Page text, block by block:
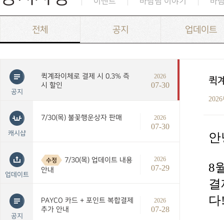
전체 공지 업데이트
공지
퀵계좌이체로 결제 시 0.3% 즉
시 할인
2026
07-30
캐시샵
7/30(목) 불꽃행운상자 판매 2026
07-30
업데이트
수정
7/30(목) 업데이트 내용
안내
2026
07-29
공지
PAYCO 카드 + 포인트 복합결제
추가 안내
2026
07-28
퀵
8
다